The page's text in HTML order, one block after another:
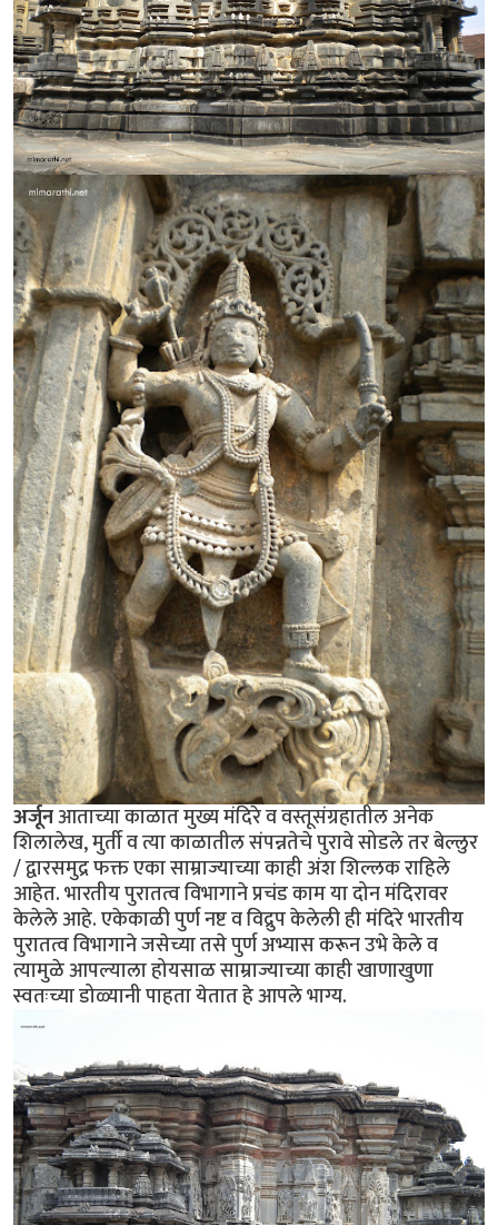
अर्जूनआताच्या काळात मुख्य मंदिरे व वस्तूसंग्रहातील अनेक
शिलालेख, मुर्ती व त्या काळातील संपन्नतेचे पुरावे सोडले तर बेल्लुर
/ द्वारसमुद्र फक्त एका साम्राज्याच्या काही अंश शिल्लक राहिले
आहेत. भारतीय पुरातत्व विभागाने प्रचंड काम या दोन मंदिरावर
केलेले आहे. एकेकाळी पुर्ण नष्ट व विद्रुप केलेली ही मंदिरे भारतीय
पुरातत्व विभागाने जसेच्या तसे पुर्ण अभ्यास करून उभे केले व
त्यामुळे आपल्याला होयसाळ साम्राज्याच्या काही खाणाखुणा
स्वतःच्या डोळ्यानी पाहता येतात हे आपले भाग्य.